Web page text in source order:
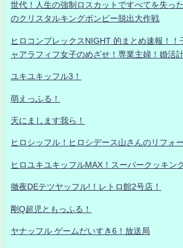
世代！人生の強制ロスカットですべてを失っ
のクリスタルキングボンビー脱出大作戦
ヒロコンプレックスNIGHT 的まとめ速報！！
ャアラフィフ女子のめざせ！専業主婦！婚活
ユキユキッフル3！
萌えっふる！
天にまします我ら！
ヒロシッフル！ヒロシデース山さんのリフォ
ヒロユキユキッフルMAX！スーパークッキン
徹夜DEテツヤッフル!！レトロ館2号店！
剛Q超児ともっふる！
ヤナッフル ゲームだいすき6！放送局